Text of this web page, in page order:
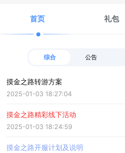
首页 礼包
综合 公告
摸金之路转游方案
2025-01-03 18:27:04
摸金之路精彩线下活动
2025-01-03 18:24:59
摸金之路开服计划及说明